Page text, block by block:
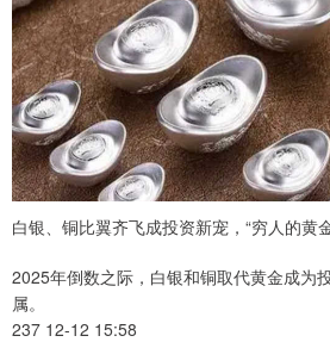
白银、铜比翼齐飞成投资新宠，“穷人的黄
2025年倒数之际，白银和铜取代黄金成为
属。
237 12-12 15:58